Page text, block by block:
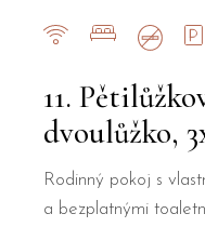
11.
dvoulůžko,
Rodinný pokoj s
a bezplatnými